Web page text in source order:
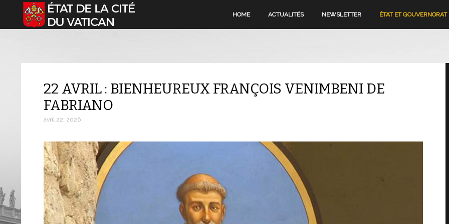
Sélectionnez votre langue HOME ACTUALITÉS NEWSLETTER ÉTAT ET GOUVERNORAT
22 AVRIL : BIENHEUREUX FRANÇOIS VENIMBENI DE
FABRIANO
avril 22, 2026